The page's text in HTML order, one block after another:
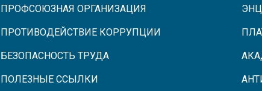
ПРОФСОЮЗНАЯ ОРГАНИЗАЦИЯ
ПРОТИВОДЕЙСТВИЕ КОРРУПЦИИ
БЕЗОПАСНОСТЬ ТРУДА
ПОЛЕЗНЫЕ ССЫЛКИ